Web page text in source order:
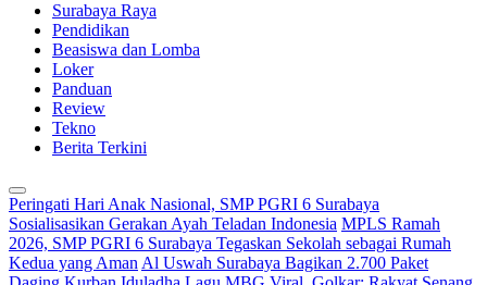
Surabaya Raya
Pendidikan
Beasiswa dan Lomba
Loker
Panduan
Review
Tekno
Berita Terkini
Peringati Hari Anak Nasional, SMP PGRI 6 Surabaya
Sosialisasikan Gerakan Ayah Teladan Indonesia MPLS Ramah
2026, SMP PGRI 6 Surabaya Tegaskan Sekolah sebagai Rumah
Kedua yang Aman Al Uswah Surabaya Bagikan 2.700 Paket